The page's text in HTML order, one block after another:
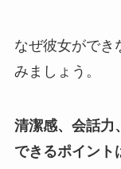
なぜ彼女ができ
みましょう。
清潔感、会話力
できるポイント